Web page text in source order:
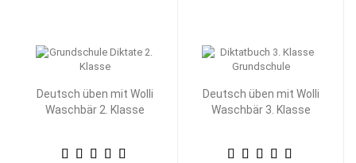
Deutsch üben mit Wolli
Waschbär 2. Klasse
Deutsch üben mit Wolli
Waschbär 3. Klasse